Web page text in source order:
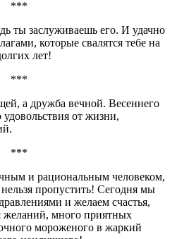
***
ты заслуживаешь его. И удачно
которые свалятся тебе на
лет!
***
а дружба вечной. Весеннего
от жизни,
***
и рациональным человеком,
пропустить! Сегодня мы
и желаем счастья,
желаний, много приятных
мороженого в жаркий